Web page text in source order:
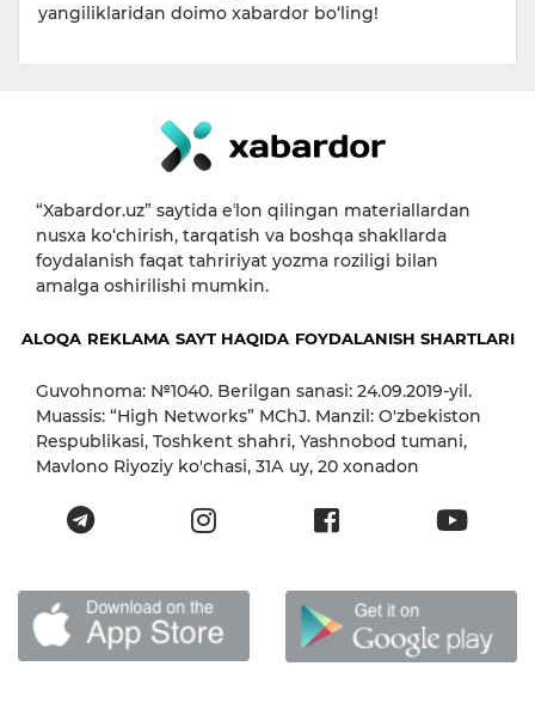
yangiliklaridan doimo xabardor bo‘ling!
“Xabardor.uz” saytida eʼlon qilingan materiallardan
nusxa ko‘chirish, tarqatish va boshqa shakllarda
foydalanish faqat tahririyat yozma roziligi bilan
amalga oshirilishi mumkin.
ALOQA REKLAMA SAYT HAQIDA FOYDALANISH SHARTLARI
Guvohnoma: №1040. Berilgan sanasi: 24.09.2019-yil.
Muassis: “High Networks” MChJ. Manzil: O'zbekiston
Respublikasi, Toshkent shahri, Yashnobod tumani,
Mavlono Riyoziy ko'chasi, 31А uy, 20 xonadon